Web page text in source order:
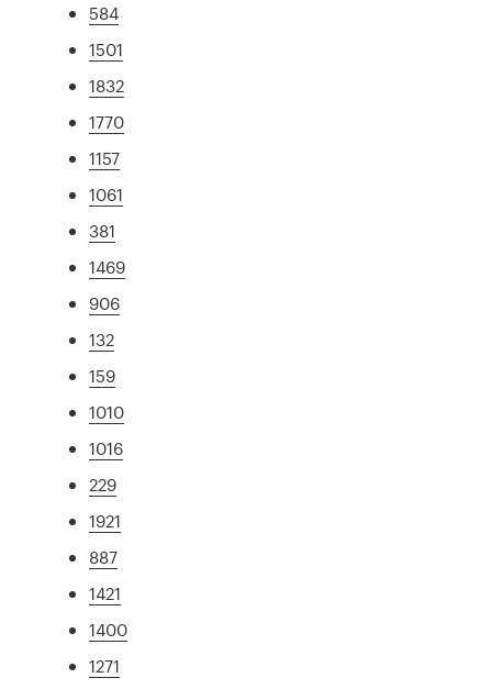
584
1501
1832
1770
1157
1061
381
1469
906
132
159
1010
1016
229
1921
887
1421
1400
1271